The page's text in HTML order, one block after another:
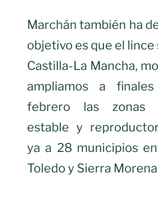
Marchán también ha
objetivo es que el
Castilla-La Mancha,
ampliamos a
febrero las zonas
estable y
ya a 28 municipios
Toledo y Sierra